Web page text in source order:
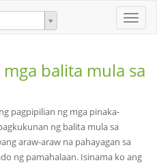
Toggle
balita mula sa
pagpipilian ng mga pinaka-
ng balita mula sa
araw-araw na pahayagan sa
ng pamahalaan. Isinama ko ang